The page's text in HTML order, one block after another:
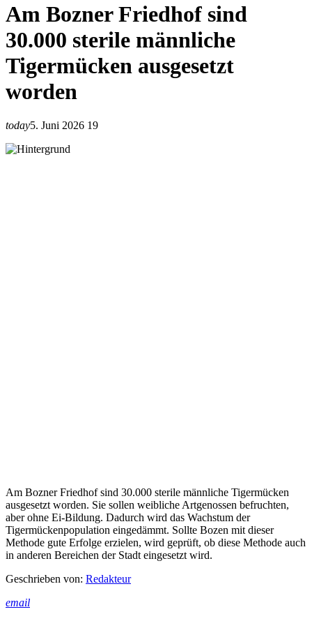
Am Bozner Friedhof sind
30.000 sterile männliche
Tigermücken ausgesetzt
worden
today5. Juni 2026 19
Am Bozner Friedhof sind 30.000 sterile männliche Tigermücken
ausgesetzt worden. Sie sollen weibliche Artgenossen befruchten,
aber ohne Ei-Bildung. Dadurch wird das Wachstum der
Tigermückenpopulation eingedämmt. Sollte Bozen mit dieser
Methode gute Erfolge erzielen, wird geprüft, ob diese Methode auch
in anderen Bereichen der Stadt eingesetzt wird.
Geschrieben von: Redakteur
email